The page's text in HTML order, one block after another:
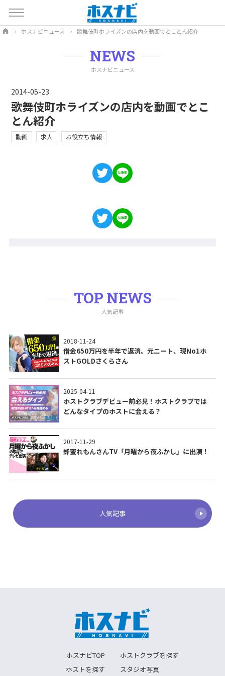
ホスナビニュース 歌舞伎町ホライズンの店内を動画でとことん紹介
NEWS
ホスナビニュース
2014-05-23
歌舞伎町ホライズンの店内を動画でとこ
とん紹介
動画 求人 お役立ち情報
TOP NEWS
人気記事
2018-11-24
借金650万円を半年で返済。元ニート、現No1ホ
ストGOLDさくらさん
2025-04-11
ホストクラブデビュー前必見！ホストクラブでは
どんなタイプのホストに会える？
2017-11-29
蜂蜜れもんさんTV「月曜から夜ふかし」に出演！
人気記事
ホスナビTOP
ホストクラブを探す
ホストを探す
スタジオ写真